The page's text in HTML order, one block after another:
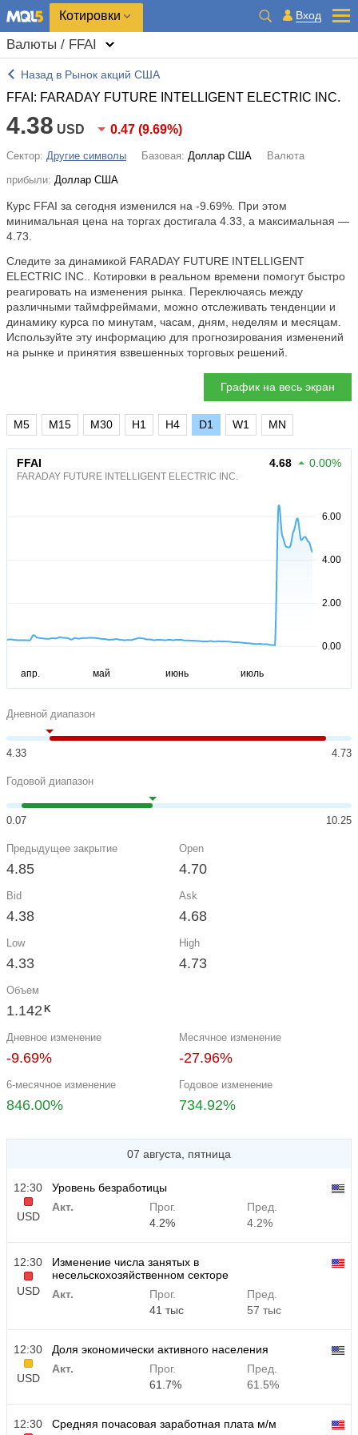
Котировки Вход
Валюты / FFAI
Назад в Рынок акций США
FFAI: FARADAY FUTURE INTELLIGENT ELECTRIC INC.
4.38 USD 0.47 (9.69%)
Сектор: Другие символы Базовая: Доллар США
Валюта
прибыли: Доллар США
Курс FFAI за сегодня изменился на -9.69% . При этом
минимальная цена на торгах достигала 4.33, а максимальная —
4.73.
Следите за динамикой FARADAY FUTURE INTELLIGENT
ELECTRIC INC.. Котировки в реальном времени помогут быстро
реагировать на изменения рынка. Переключаясь между
различными таймфреймами, можно отслеживать тенденции и
динамику курса по минутам, часам, дням, неделям и месяцам.
Используйте эту информацию для прогнозирования изменений
на рынке и принятия взвешенных торговых решений.
График на весь экран
M5 M15 M30 H1 H4 D1 W1 MN
FFAI
FARADAY FUTURE INTELLIGENT ELECTRIC INC.
4.68 0.00%
Дневной диапазон
4.33 4.73
Годовой диапазон
0.07 10.25
Предыдущее закрытие
4.85
Open
4.70
Bid
4.38
Ask
4.68
Low
4.33
High
4.73
Объем
1.142 K
Дневное изменение
-9.69%
Месячное изменение
-27.96%
6-месячное изменение
846.00%
Годовое изменение
734.92%
07 августа, пятница
12:30
USD
Уровень безработицы
Акт.
Прог.
4.2%
Пред.
4.2%
12:30
USD
Изменение числа занятых в
несельскохозяйственном секторе
Акт.
Прог.
41 тыс
Пред.
57 тыс
12:30
USD
Доля экономически активного населения
Акт.
Прог.
61.7%
Пред.
61.5%
12:30 Средняя почасовая заработная плата м/м